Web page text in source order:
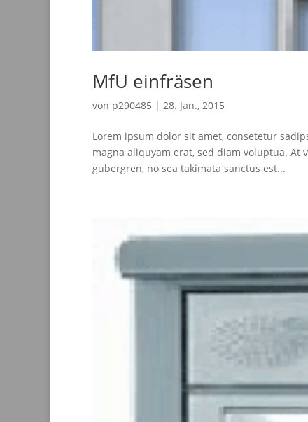
MfU einfräsen
von p290485 | 28. Jan., 2015
Lorem ipsum dolor sit amet, consetetur
magna aliquyam erat, sed diam voluptua. At
gubergren, no sea takimata sanctus est...